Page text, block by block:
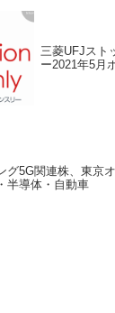
三菱UFJスト
ー2021年5月
グ5G関連株、東京オ
半導体・自動車